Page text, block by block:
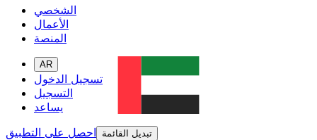
الشخصي
الأعمال
المنصة
AR
تسجيل الدخول
التسجيل
يساعد
احصل على التطبيق
تبديل القائمة